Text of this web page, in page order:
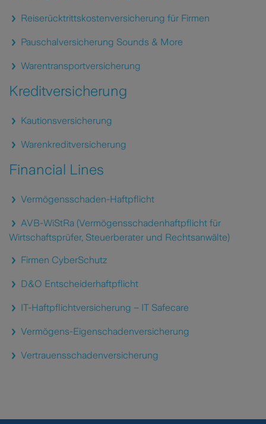
Reiserücktrittskostenversicherung für Firmen
Pauschalversicherung Sounds & More
Warentransportversicherung
Kreditversicherung
Kautionsversicherung
Warenkreditversicherung
Financial Lines
Vermögensschaden-Haftpflicht
AVB-WiStRa (Vermögensschadenhaftpflicht für
Wirtschaftsprüfer, Steuerberater und Rechtsanwälte)
Firmen CyberSchutz
D&O Entscheiderhaftpflicht
IT-Haftpflichtversicherung – IT Safecare
Vermögens-Eigenschadenversicherung
Vertrauensschadenversicherung